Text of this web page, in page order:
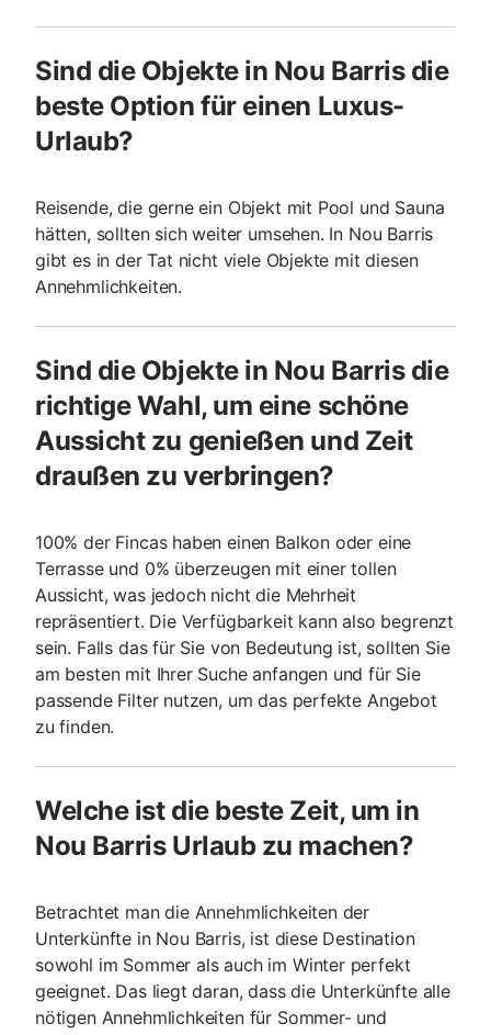
Sind die Objekte in Nou Barris die
beste Option für einen Luxus-
Urlaub?
Reisende, die gerne ein Objekt mit Pool und Sauna
hätten, sollten sich weiter umsehen. In Nou Barris
gibt es in der Tat nicht viele Objekte mit diesen
Annehmlichkeiten.
Sind die Objekte in Nou Barris die
richtige Wahl, um eine schöne
Aussicht zu genießen und Zeit
draußen zu verbringen?
100% der Fincas haben einen Balkon oder eine
Terrasse und 0% überzeugen mit einer tollen
Aussicht, was jedoch nicht die Mehrheit
repräsentiert. Die Verfügbarkeit kann also begrenzt
sein. Falls das für Sie von Bedeutung ist, sollten Sie
am besten mit Ihrer Suche anfangen und für Sie
passende Filter nutzen, um das perfekte Angebot
zu finden.
Welche ist die beste Zeit, um in
Nou Barris Urlaub zu machen?
Betrachtet man die Annehmlichkeiten der
Unterkünfte in Nou Barris, ist diese Destination
sowohl im Sommer als auch im Winter perfekt
geeignet. Das liegt daran, dass die Unterkünfte alle
nötigen Annehmlichkeiten für Sommer- und